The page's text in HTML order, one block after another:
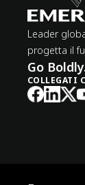
Leader
progetta il
Go
COLLEGATI